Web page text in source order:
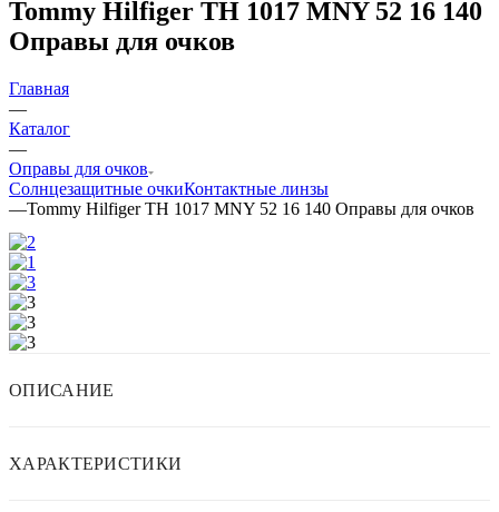
Tommy Hilfiger TH 1017 MNY 52 16 140
Оправы для очков
Главная
—
Каталог
—
Оправы для очков
Солнцезащитные очкиКонтактные линзы
—Tommy Hilfiger TH 1017 MNY 52 16 140 Оправы для очков
ОПИСАНИЕ
ХАРАКТЕРИСТИКИ